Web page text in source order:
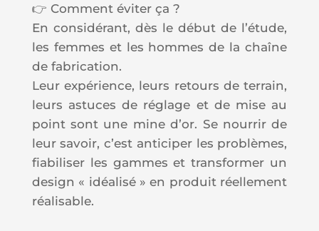
👉 Comment éviter ça ?
En considérant, dès le début de l’étude,
les femmes et les hommes de la chaîne
de fabrication.
Leur expérience, leurs retours de terrain,
leurs astuces de réglage et de mise au
point sont une mine d’or. Se nourrir de
leur savoir, c’est anticiper les problèmes,
fiabiliser les gammes et transformer un
design « idéalisé » en produit réellement
réalisable.